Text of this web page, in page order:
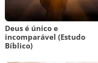
Deus é único e
incomparável (Estudo
Bíblico)